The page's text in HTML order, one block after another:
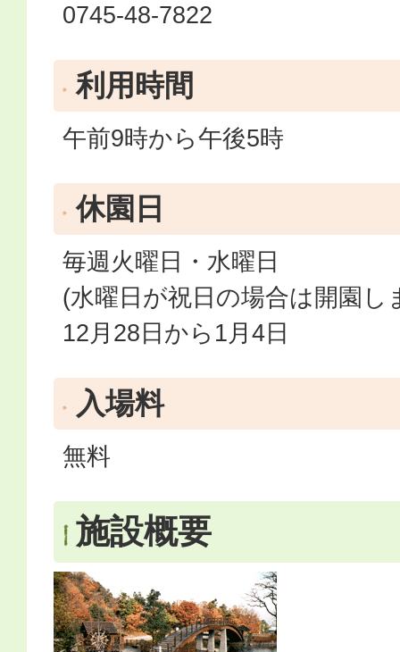
0745-48-7822
利用時間
午前9時から午後5時
休園日
毎週火曜日・水曜日
(水曜日が祝日の場合は開園し
12月28日から1月4日
入場料
無料
施設概要